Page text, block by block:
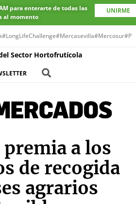
para enterarte de todas las
al momento
UNIRME
#LongLifeChallenge#Mercasevilla#Mercosur
Sector Hortofrutícola
premia a los
de recogida
agrarios